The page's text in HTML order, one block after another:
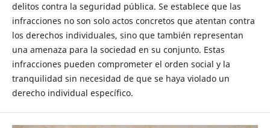
delitos contra la seguridad pública. Se establece que las
infracciones no son solo actos concretos que atentan contra
los derechos individuales, sino que también representan
una amenaza para la sociedad en su conjunto. Estas
infracciones pueden comprometer el orden social y la
tranquilidad sin necesidad de que se haya violado un
derecho individual específico.